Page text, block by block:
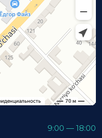
9:00 — 18:00